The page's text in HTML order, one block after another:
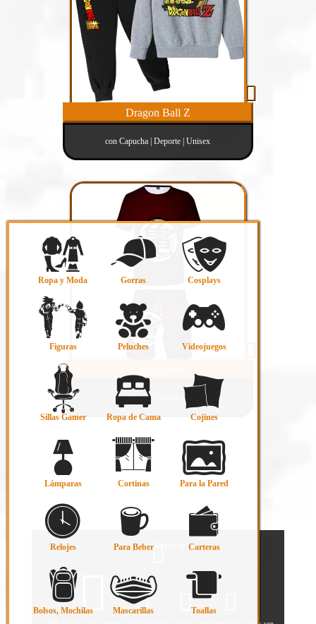
Ropa y Moda Gorras Cosplays
Figuras Peluches Videojuegos
Sillas Gamer Ropa de Cama Cojines
Lámparas Cortinas Para la Pared
Relojes Para Beber Carteras
Bolsos, Mochilas Mascarillas Toallas
Dragon Ball Z
con Capucha | Deporte | Unisex
Verano | Hombre
Volver a